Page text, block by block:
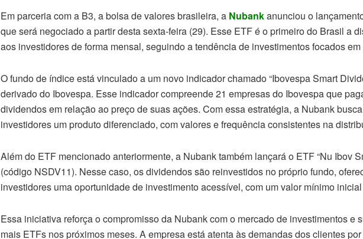
Em parceria com a B3, a bolsa de valores brasileira, a Nubankanunciou o
que será negociado a partir desta sexta-feira (29). Esse ETF é o primeiro do Brasil a
aos investidores de forma mensal, seguindo a tendência de investimentos focados
O fundo de índice está vinculado a um novo indicador chamado “Ibovespa Smart
derivado do Ibovespa. Esse indicador compreende 21 empresas do Ibovespa que
dividendos em relação ao preço de suas ações. Com essa estratégia, a Nubank
investidores um produto diferenciado, com valores e frequência consistentes na
Além do ETF mencionado anteriormente, a Nubank também lançará o ETF “Nu Ibov
(código NSDV11). Nesse caso, os dividendos são reinvestidos no próprio fundo,
investidores uma oportunidade de investimento acessível, com um valor mínimo
Essa iniciativa reforça o compromisso da Nubank com o mercado de investimentos e
mais ETFs nos próximos meses. A empresa está atenta às demandas dos clientes